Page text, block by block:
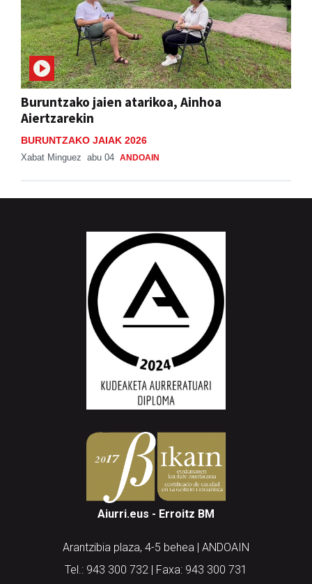
Buruntzako jaien atarikoa, Ainhoa
Aiertzarekin
BURUNTZAKO JAIAK 2026
Xabat Minguez abu 04 ANDOAIN
Aiurri.eus - Erroitz BM
Arantzibia plaza, 4-5 behea | ANDOAIN
Tel.: 943 300 732 | Faxa: 943 300 731